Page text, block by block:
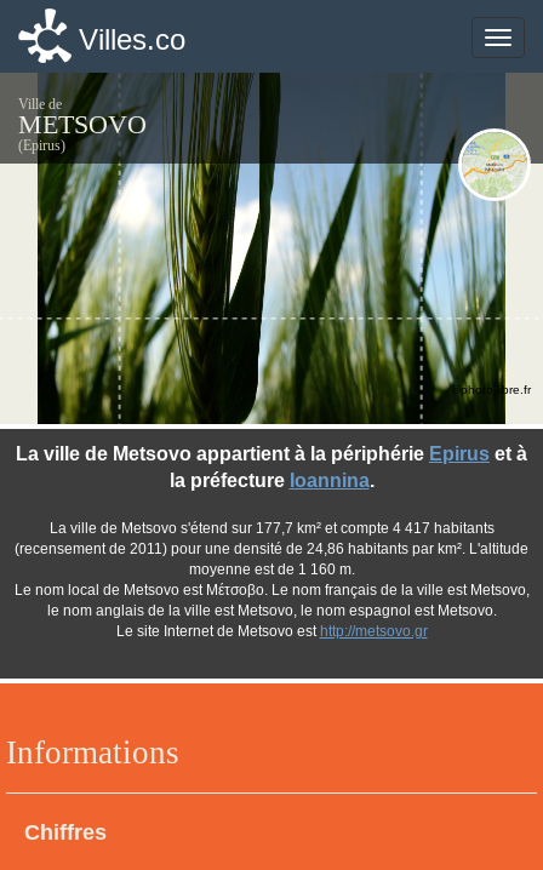
Toggle
Villes.co
Ville de
METSOVO
(Epirus)
Informations
Chiffres
La ville de Metsovo appartient à la périphérie Epirus et à
la préfecture Ioannina.
La ville de Metsovo s'étend sur 177,7 km² et compte 4 417 habitants
(recensement de 2011) pour une densité de 24,86 habitants par km². L'altitude
moyenne est de 1 160 m.
Le nom local de Metsovo est Μέτσοβο. Le nom français de la ville est Metsovo,
le nom anglais de la ville est Metsovo, le nom espagnol est Metsovo.
Le site Internet de Metsovo est http://metsovo.gr
©photo-libre.fr
Toggle
Villes.co